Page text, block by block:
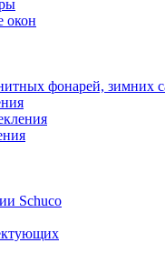
окон
фонарей, зимних
Schuco